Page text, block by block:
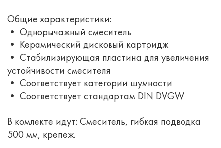
Общие характеристики:
• Однорычажный смеситель
• Керамический дисковый картридж
• Стабилизирующая пластина для увеличения
устойчивости смесителя
• Соответствует категории шумности
• Соответствует стандартам DIN DVGW
В комлекте идут: Смеситель, гибкая подводка
500 мм, крепеж.